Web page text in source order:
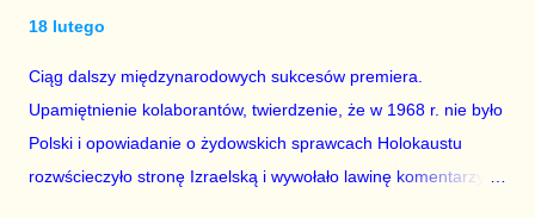
prawdziwych bohaterów, aby dodać znaczenie własnym
zupełnie nieheroicznym, a często wręcz znikomym działaniom
po stronie „Solidarności” w tamtych trudnych czasach. Lech
Kaczyński / fot. autor nieznany. Plan jest taki, aby zastąpić
Lecha Wałęs...
18 lutego
Ciąg dalszy międzynarodowych sukcesów premiera.
Upamiętnienie kolaborantów, twierdzenie, że w 1968 r. nie było
Polski i opowiadanie o żydowskich sprawcach Holokaustu
rozwścieczyło stronę Izraelską i wywołało lawinę komentarzy w